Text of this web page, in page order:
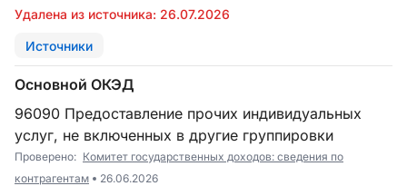
Удалена из источника: 26.07.2026
Источники
Основной ОКЭД
96090 Предоставление прочих индивидуальных
услуг, не включенных в другие группировки
Проверено: Комитет государственных доходов: сведения по
контрагентам
26.06.2026